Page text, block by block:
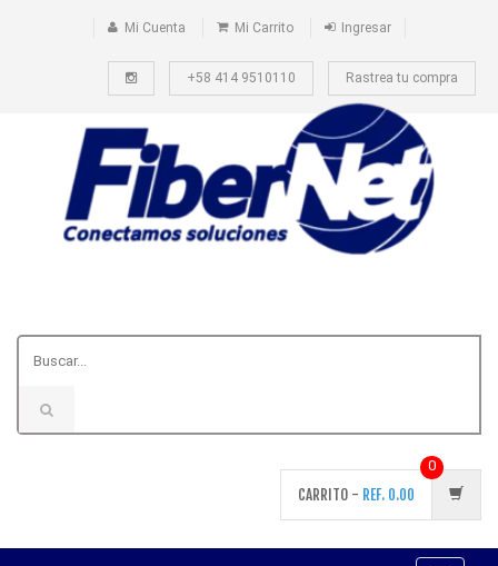
Mi Cuenta Mi Carrito Ingresar
+58 414 9510110 Rastrea tu compra
CARRITO - REF. 0.00
0